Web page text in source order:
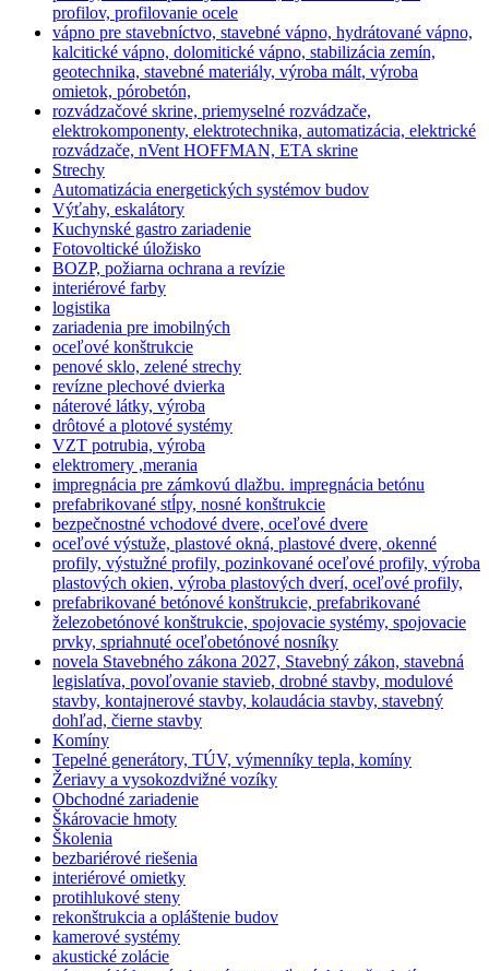
profilov, profilovanie ocele
vápno pre stavebníctvo, stavebné vápno, hydrátované vápno,
kalcitické vápno, dolomitické vápno, stabilizácia zemín,
geotechnika, stavebné materiály, výroba mált, výroba
omietok, pórobetón,
rozvádzačové skrine, priemyselné rozvádzače,
elektrokomponenty, elektrotechnika, automatizácia, elektrické
rozvádzače, nVent HOFFMAN, ETA skrine
Strechy
Automatizácia energetických systémov budov
Výťahy, eskalátory
Kuchynské gastro zariadenie
Fotovoltické úložisko
BOZP, požiarna ochrana a revízie
interiérové farby
logistika
zariadenia pre imobilných
oceľové konštrukcie
penové sklo, zelené strechy
revízne plechové dvierka
náterové látky, výroba
drôtové a plotové systémy
VZT potrubia, výroba
elektromery ,merania
impregnácia pre zámkovú dlažbu. impregnácia betónu
prefabrikované stĺpy, nosné konštrukcie
bezpečnostné vchodové dvere, oceľové dvere
oceľové výstuže, plastové okná, plastové dvere, okenné
profily, výstužné profily, pozinkované oceľové profily, výroba
plastových okien, výroba plastových dverí, oceľové profily,
prefabrikované betónové konštrukcie, prefabrikované
železobetónové konštrukcie, spojovacie systémy, spojovacie
prvky, spriahnuté oceľobetónové nosníky
novela Stavebného zákona 2027, Stavebný zákon, stavebná
legislatíva, povoľovanie stavieb, drobné stavby, modulové
stavby, kontajnerové stavby, kolaudácia stavby, stavebný
dohľad, čierne stavby
Komíny
Tepelné generátory, TÚV, výmenníky tepla, komíny
Žeriavy a vysokozdvižné vozíky
Obchodné zariadenie
Škárovacie hmoty
Školenia
bezbariérové riešenia
interiérové omietky
protihlukové steny
rekonštrukcia a opláštenie budov
kamerové systémy
akustické zolácie